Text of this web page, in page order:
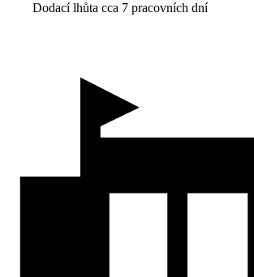
Dodací lhůta cca 7 pracovních dní